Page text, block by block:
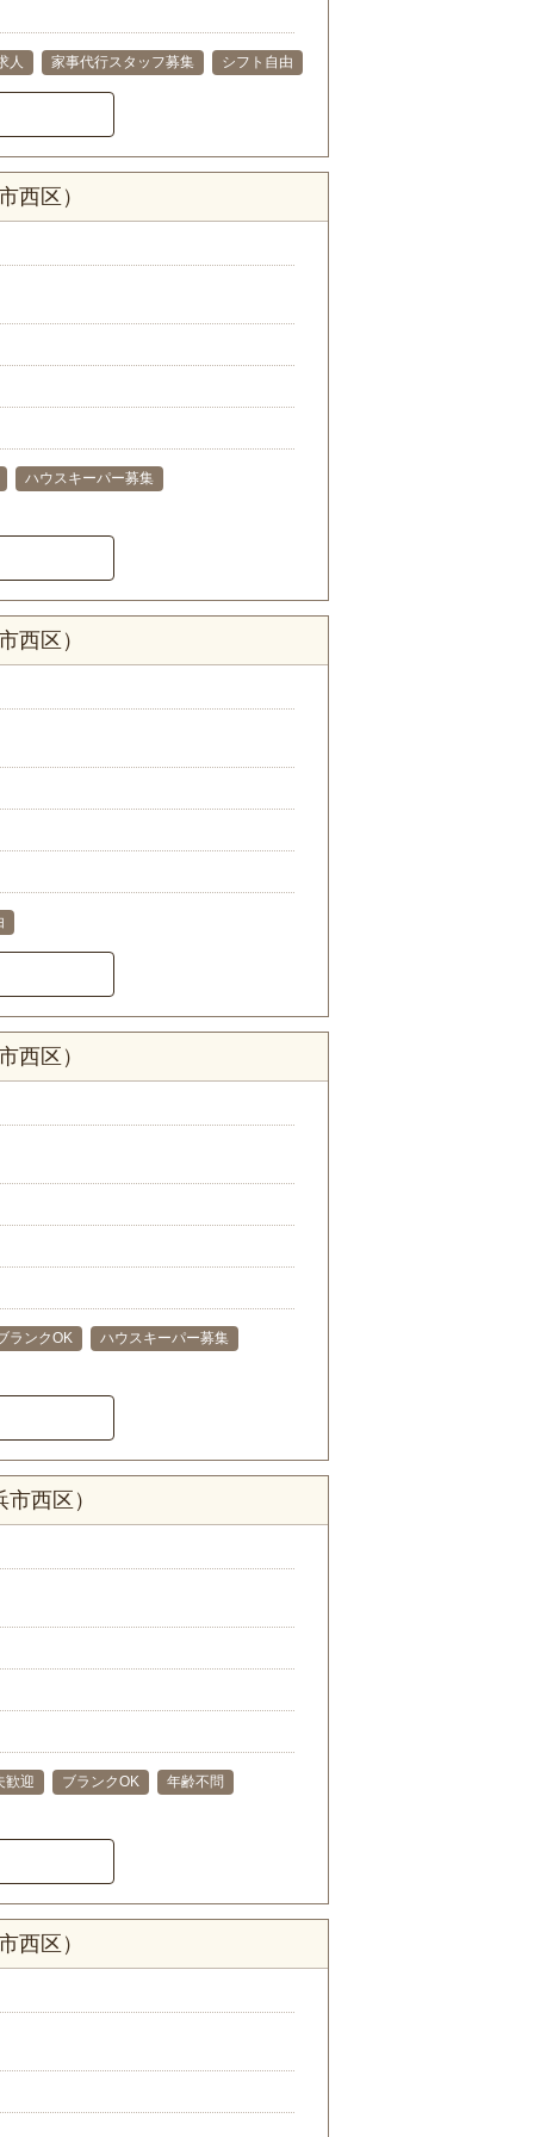
人 家事代行スタッフ募集 シフト自由
西区）
ハウスキーパー募集
西区）
西区）
ランクOK
ハウスキーパー募集
西区）
歓迎 ブランクOK
年齢不問
西区）